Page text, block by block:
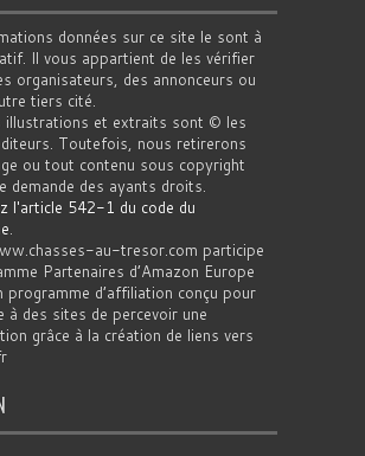
données sur ce site le sont à
Il vous appartient de les vérifier
organisateurs, des annonceurs ou
tiers cité.
illustrations et extraits sont © les
Toutefois, nous retirerons
ou tout contenu sous copyright
demande des ayants droits.
l'article 542-1 du code du
.
au-tresor.com participe
Partenaires d’Amazon Europe
programme d’affiliation conçu pour
à des sites de percevoir une
grâce à la création de liens vers